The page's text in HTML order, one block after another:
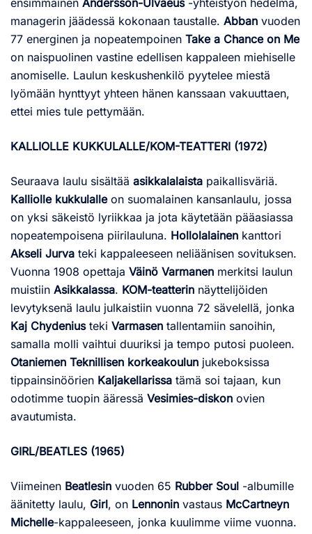
ensimmäinen Andersson-Ulvaeus-yhteistyön hedelmä,
managerin jäädessä kokonaan taustalle. Abban vuoden
77 energinen ja nopeatempoinen Take a Chance on Me
on naispuolinen vastine edellisen kappaleen miehiselle
anomiselle. Laulun keskushenkilö pyytelee miestä
lyömään hynttyyt yhteen hänen kanssaan vakuuttaen,
ettei mies tule pettymään.
KALLIOLLE KUKKULALLE/KOM-TEATTERI (1972)
Seuraava laulu sisältää asikkalalaista paikallisväriä.
Kalliolle kukkulalle on suomalainen kansanlaulu, jossa
on yksi säkeistö lyriikkaa ja jota käytetään pääasiassa
nopeatempoisena piirilauluna. Hollolalainen kanttori
Akseli Jurva teki kappaleeseen neliäänisen sovituksen.
Vuonna 1908 opettaja Väinö Varmanen merkitsi laulun
muistiin Asikkalassa. KOM-teatterin näyttelijöiden
levytyksenä laulu julkaistiin vuonna 72 sävelellä, jonka
Kaj Chydeniusteki Varmasen tallentamiin sanoihin,
samalla molli vaihtui duuriksi ja tempo putosi puoleen.
Otaniemen Teknillisen korkeakoulun jukeboksissa
tippainsinöörien Kaljakellarissa tämä soi tajaan, kun
odotimme tuopin ääressä Vesimies-diskon ovien
avautumista.
GIRL/BEATLES (1965)
Viimeinen Beatlesin vuoden 65 Rubber Soul -albumille
äänitetty laulu, Girl, on Lennonin vastaus McCartneyn
Michelle-kappaleeseen, jonka kuulimme viime vuonna.